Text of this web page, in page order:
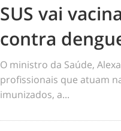
SUS vai
contra
O ministro da Saúde,
profissionais que atuam
imunizados, a...